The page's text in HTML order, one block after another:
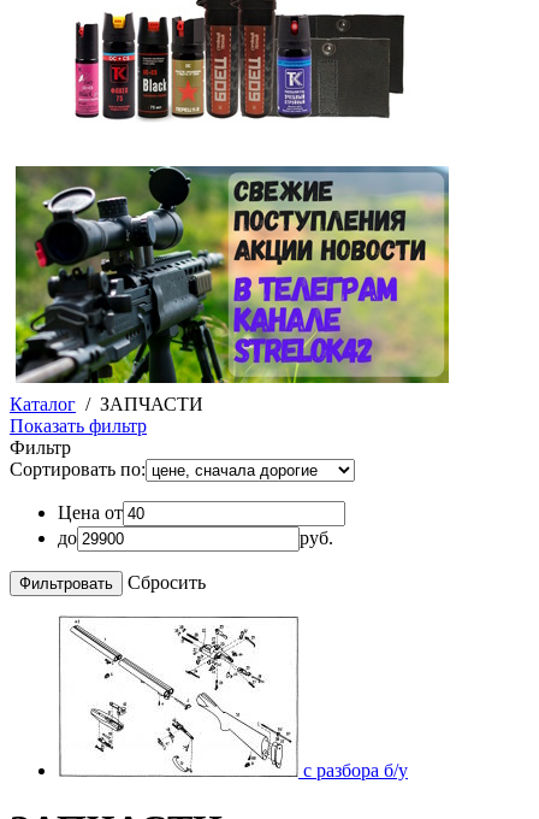
Каталог / ЗАПЧАСТИ
Показать фильтр
Фильтр
Сортировать по:
Цена от
до
руб.
Сбросить
с разбора б/у